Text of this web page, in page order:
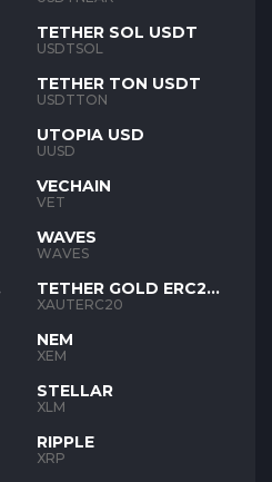
TETHER SOL USDT
USDTSOL
TETHER TON USDT
USDTTON
UTOPIA USD
UUSD
VECHAIN
VET
WAVES
WAVES
TETHER GOLD ERC20
XAUT
XAUTERC20
NEM
XEM
STELLAR
XLM
RIPPLE
XRP